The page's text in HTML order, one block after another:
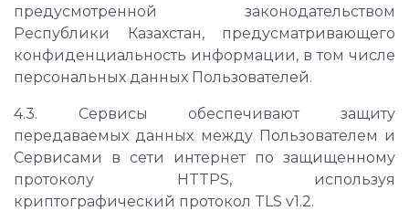
предусмотренной законодательством
Республики Казахстан, предусматривающего
конфиденциальность информации, в том числе
персональных данных Пользователей.
4.3. Сервисы обеспечивают защиту
передаваемых данных между Пользователем и
Сервисами в сети интернет по защищенному
протоколу HTTPS, используя
криптографический протокол TLS v1.2.